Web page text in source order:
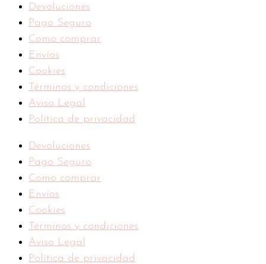
Devoluciones
Pago Seguro
Como comprar
Envíos
Cookies
Términos y condiciones
Aviso Legal
Política de privacidad
Devoluciones
Pago Seguro
Como comprar
Envíos
Cookies
Términos y condiciones
Aviso Legal
Política de privacidad